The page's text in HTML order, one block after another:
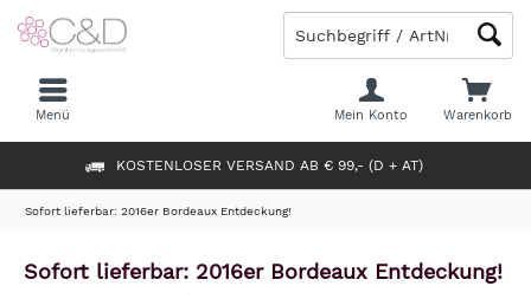
KOSTENLOSER VERSAND AB € 99,- (D + AT)
Warenkorb
Mein Konto
Menü
Sofort lieferbar: 2016er Bordeaux Entdeckung!
Sofort lieferbar: 2016er Bordeaux Entdeckung!